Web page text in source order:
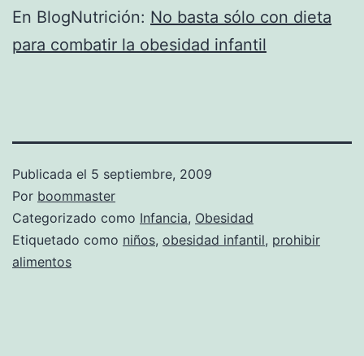
En BlogNutrición: No basta sólo con dieta
para combatir la obesidad infantil
Publicada el 5 septiembre, 2009
Por boommaster
Categorizado como Infancia, Obesidad
Etiquetado como niños, obesidad infantil, prohibir
alimentos